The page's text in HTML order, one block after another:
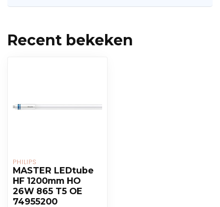
Recent bekeken
PHILIPS
MASTER LEDtube
HF 1200mm HO
26W 865 T5 OE
74955200